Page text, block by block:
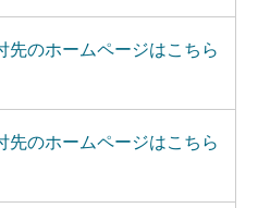
先のホームページはこちら
先のホームページはこちら